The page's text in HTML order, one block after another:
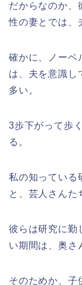
だからなのか、
性の妻とでは、
確かに、ノーベ
は、夫を意識し
多い。
3歩下がって歩
る。
私の知っている
と、芸人さんた
彼らは研究に勤
い期間は、奥さ
そのためか、子